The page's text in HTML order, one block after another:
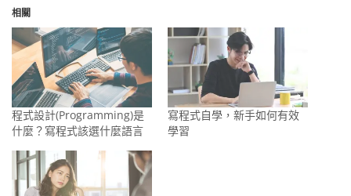
相關
程式設計(Programming)是
什麼？寫程式該選什麼語言
寫程式自學，新手如何有效
學習